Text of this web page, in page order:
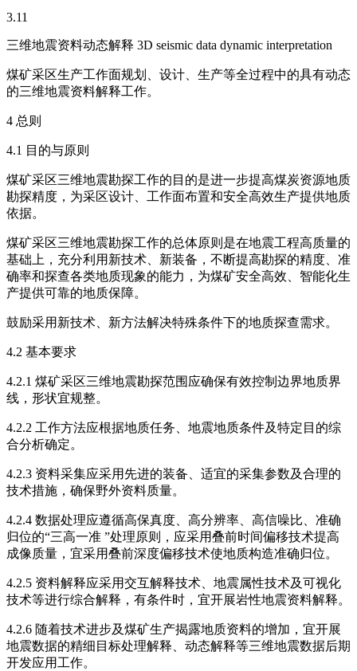
3.11
三维地震资料动态解释 3D seismic data dynamic interpretation
煤矿采区生产工作面规划、设计、生产等全过程中的具有动态
的三维地震资料解释工作。
4 总则
4.1 目的与原则
煤矿采区三维地震勘探工作的目的是进一步提高煤炭资源地质
勘探精度，为采区设计、工作面布置和安全高效生产提供地质
依据。
煤矿采区三维地震勘探工作的总体原则是在地震工程高质量的
基础上，充分利用新技术、新装备，不断提高勘探的精度、准
确率和探查各类地质现象的能力，为煤矿安全高效、智能化生
产提供可靠的地质保障。
鼓励采用新技术、新方法解决特殊条件下的地质探查需求。
4.2 基本要求
4.2.1 煤矿采区三维地震勘探范围应确保有效控制边界地质界
线，形状宜规整。
4.2.2 工作方法应根据地质任务、地震地质条件及特定目的综
合分析确定。
4.2.3 资料采集应采用先进的装备、适宜的采集参数及合理的
技术措施，确保野外资料质量。
4.2.4 数据处理应遵循高保真度、高分辨率、高信噪比、准确
归位的“三高一准 ”处理原则，应采用叠前时间偏移技术提高
成像质量，宜采用叠前深度偏移技术使地质构造准确归位。
4.2.5 资料解释应采用交互解释技术、地震属性技术及可视化
技术等进行综合解释，有条件时，宜开展岩性地震资料解释。
4.2.6 随着技术进步及煤矿生产揭露地质资料的增加，宜开展
地震数据的精细目标处理解释、动态解释等三维地震数据后期
开发应用工作。